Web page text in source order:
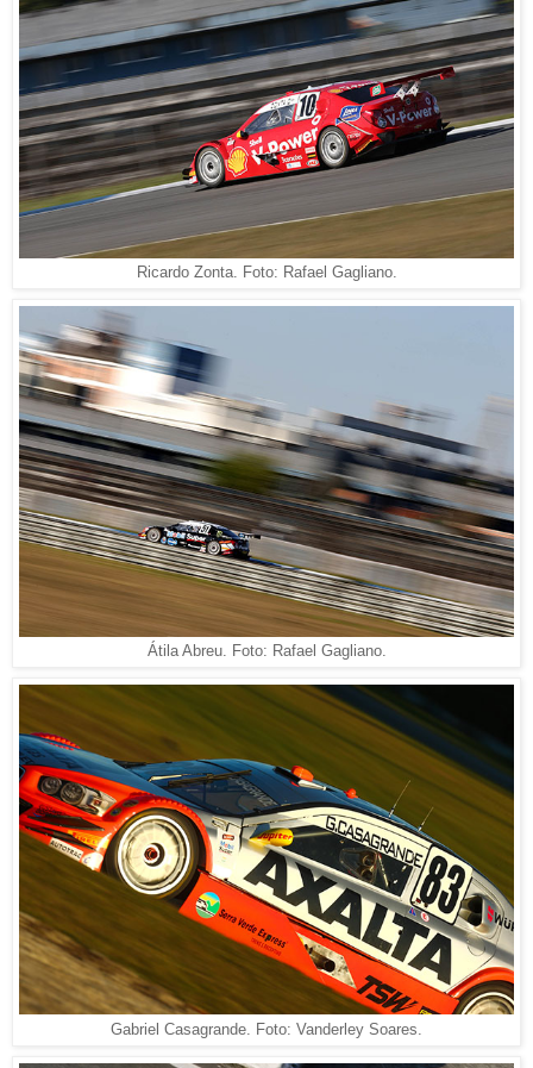
Ricardo Zonta. Foto: Rafael Gagliano.
Átila Abreu. Foto: Rafael Gagliano.
Gabriel Casagrande. Foto: Vanderley Soares.